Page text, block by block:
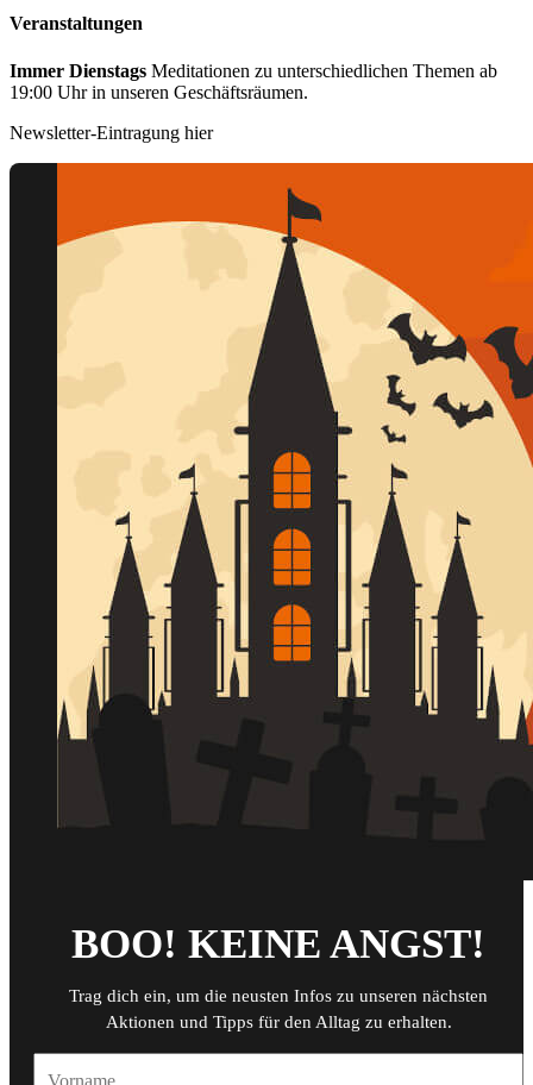
Veranstaltungen
Immer Dienstags Meditationen zu unterschiedlichen Themen ab
19:00 Uhr in unseren Geschäftsräumen.
Newsletter-Eintragung hier
BOO! KEINE ANGST!
Trag dich ein, um die neusten Infos zu unseren nächsten
Aktionen und Tipps für den Alltag zu erhalten.